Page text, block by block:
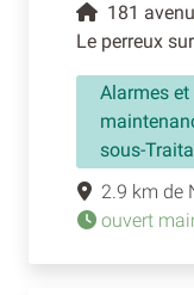
181
Le perreux
Alarmes
sous-
2.9 km de
ouvert